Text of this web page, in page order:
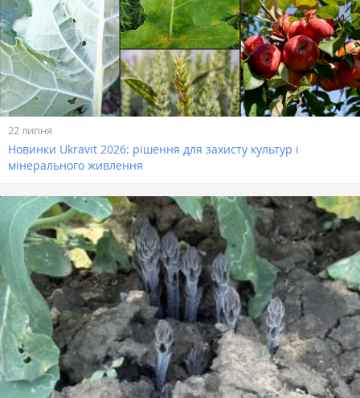
22 липня
Новинки Ukravit 2026: рішення для захисту культур і
мінерального живлення